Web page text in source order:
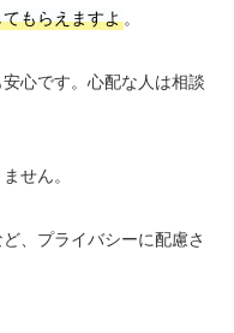
もらえますよ。
心です。心配な人は相談
せん。
、プライバシーに配慮さ